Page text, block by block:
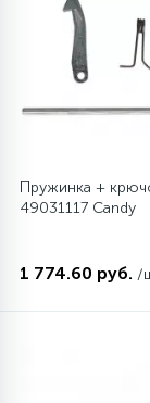
Пружинка +
49031117 Candy
1 774.60 руб. /